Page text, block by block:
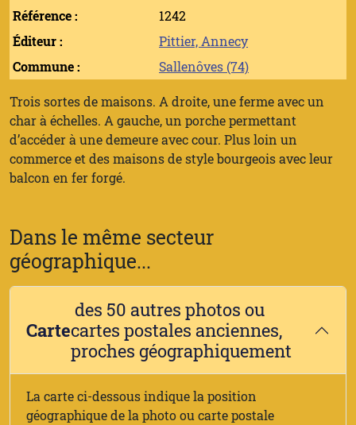
Référence :
1242
Éditeur :
Pittier, Annecy
Commune :
Sallenôves (74)
Trois sortes de maisons. A droite, une ferme avec un
char à échelles. A gauche, un porche permettant
d’accéder à une demeure avec cour. Plus loin un
commerce et des maisons de style bourgeois avec leur
balcon en fer forgé.
Dans le même secteur
géographique...
Carte
des 50 autres photos ou
cartes postales anciennes,
proches géographiquement
La carte ci-dessous indique la position
géographique de la photo ou carte postale